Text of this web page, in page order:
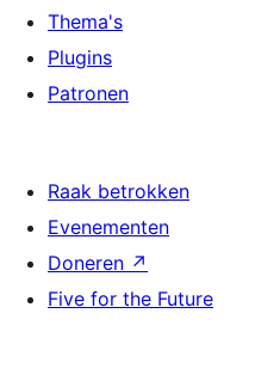
Thema's
Plugins
Patronen
Raak betrokken
Evenementen
Doneren ↗
Five for the Future